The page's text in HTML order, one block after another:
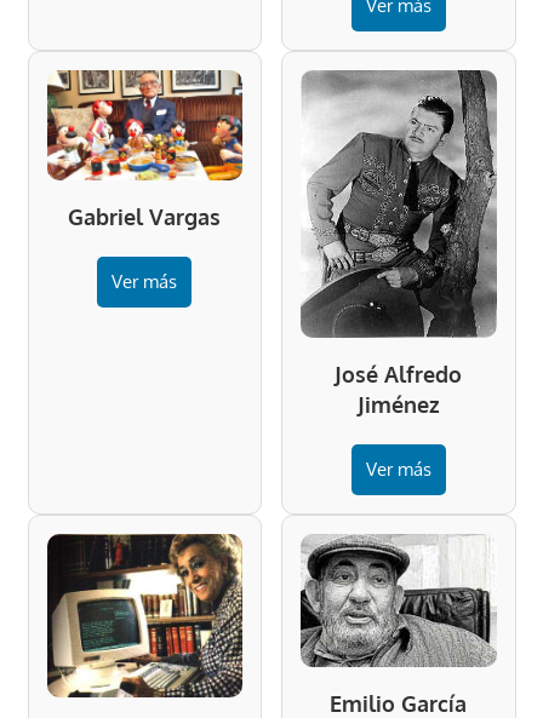
Ver más
Gabriel Vargas
Ver más
José Alfredo
Jiménez
Ver más
Emilio García